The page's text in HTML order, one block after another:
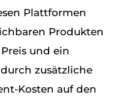
Plattformen
Produkten
und ein
zusätzliche
Kosten auf den